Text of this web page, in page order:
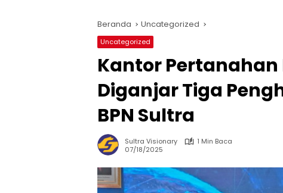
Beranda Uncategorized
Uncategorized
Kantor Pertanahan
Diganjar Tiga
BPN Sultra
Sultra Visionary
1 Min Baca
07/18/2025